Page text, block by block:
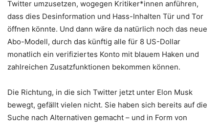
Twitter umzusetzen, wogegen Kritiker*innen anführen,
dass dies Desinformation und Hass-Inhalten Tür und Tor
öffnen könnte. Und dann wäre da natürlich noch das neue
Abo-Modell, durch das künftig alle für 8 US-Dollar
monatlich ein verifiziertes Konto mit blauem Haken und
zahlreichen Zusatzfunktionen bekommen können.
Die Richtung, in die sich Twitter jetzt unter Elon Musk
bewegt, gefällt vielen nicht. Sie haben sich bereits auf die
Suche nach Alternativen gemacht – und in Form von